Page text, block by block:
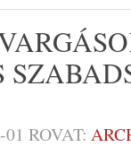
ROVAT: